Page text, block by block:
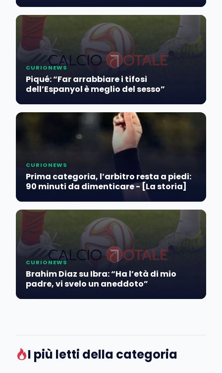
CURIONEWS
Piqué: “Far arrabbiare i tifosi
dell’Espanyol è meglio del sesso”
CURIONEWS
Prima categoria, l’arbitro resta a piedi:
90 minuti da dimenticare - [La storia]
CURIONEWS
Brahim Diaz su Ibra: “Ha l’età di mio
padre, vi svelo un aneddoto”
I più letti della categoria